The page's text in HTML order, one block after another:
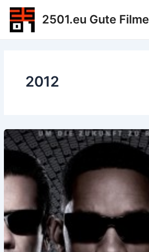
Zum
Inhalt
springen
2501.eu Gute Filme
2012